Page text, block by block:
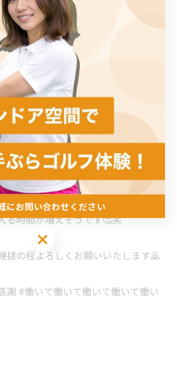
前中はバイトするなど決して順風満
ではありますが、ありがたいことに
きどうにかこうにかやってこれまし
を忘れることなく邁進して参りま
しますが、1月からはとある施設の
が増え、もっともっと忙しくなる事
りの言葉「働いて働いて働いて働い
」を胸に秘め努力して参ります🙇
時間が増えそうです🤔笑
撻の程よろしくお願いいたします🙇
謝 #働いて働いて働いて働いて働い
にお問い合わせください
にお問い合わせください